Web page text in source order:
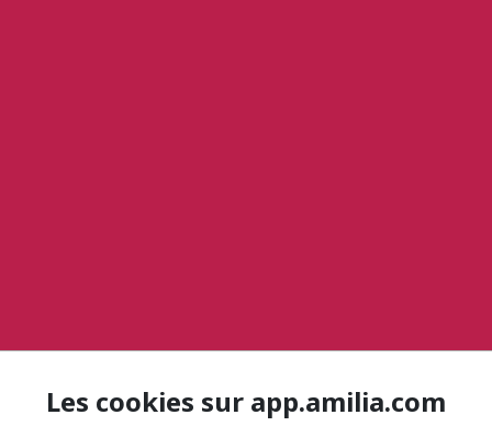
Les cookies sur app.amilia.com